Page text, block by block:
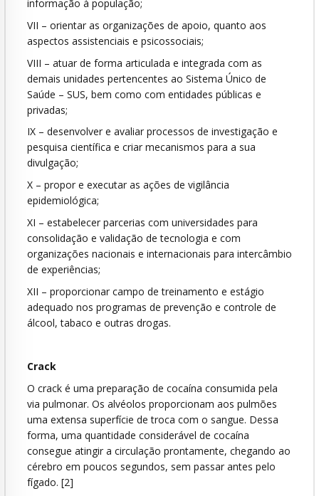
informação à população;
VII – orientar as organizações de apoio, quanto aos
aspectos assistenciais e psicossociais;
VIII – atuar de forma articulada e integrada com as
demais unidades pertencentes ao Sistema Único de
Saúde – SUS, bem como com entidades públicas e
privadas;
IX – desenvolver e avaliar processos de investigação e
pesquisa científica e criar mecanismos para a sua
divulgação;
X – propor e executar as ações de vigilância
epidemiológica;
XI – estabelecer parcerias com universidades para
consolidação e validação de tecnologia e com
organizações nacionais e internacionais para intercâmbio
de experiências;
XII – proporcionar campo de treinamento e estágio
adequado nos programas de prevenção e controle de
álcool, tabaco e outras drogas.
Crack
O crack é uma preparação de cocaína consumida pela
via pulmonar. Os alvéolos proporcionam aos pulmões
uma extensa superfície de troca com o sangue. Dessa
forma, uma quantidade considerável de cocaína
consegue atingir a circulação prontamente, chegando ao
cérebro em poucos segundos, sem passar antes pelo
fígado. [2]